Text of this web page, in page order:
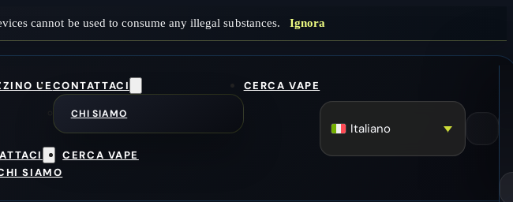
cannot be used to consume any illegal substances. Ignora
UECONTATTACI
CHI SIAMO
CERCA VAPE
SIAMO
CERCA VAPE
Italiano